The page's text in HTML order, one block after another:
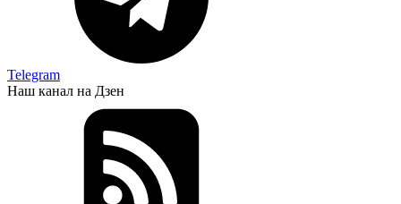
Telegram
Наш канал на Дзен